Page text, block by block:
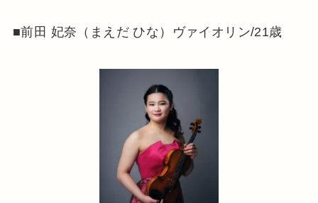
■前田 妃奈（まえだ ひな）ヴァイオリン/21歳